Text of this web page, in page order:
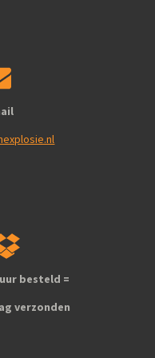
besteld =
verzonden